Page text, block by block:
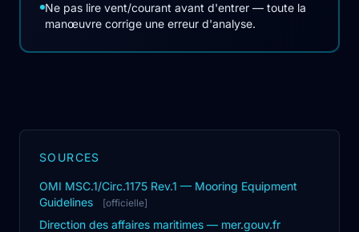
Ne pas lire vent/courant avant d'entrer — toute la
manœuvre corrige une erreur d'analyse.
SOURCES
OMI MSC.1/Circ.1175 Rev.1 — Mooring Equipment
Guidelines
[officielle]
Direction des affaires maritimes — mer.gouv.fr